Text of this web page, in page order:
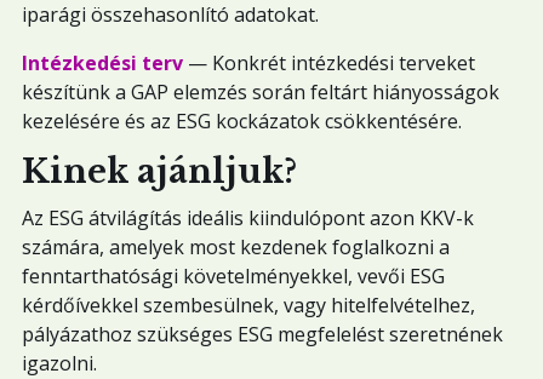
iparági összehasonlító adatokat.
Intézkedési terv — Konkrét intézkedési terveket
készítünk a GAP elemzés során feltárt hiányosságok
kezelésére és az ESG kockázatok csökkentésére.
Kinek ajánljuk?
Az ESG átvilágítás ideális kiindulópont azon KKV-k
számára, amelyek most kezdenek foglalkozni a
fenntarthatósági követelményekkel, vevői ESG
kérdőívekkel szembesülnek, vagy hitelfelvételhez,
pályázathoz szükséges ESG megfelelést szeretnének
igazolni.